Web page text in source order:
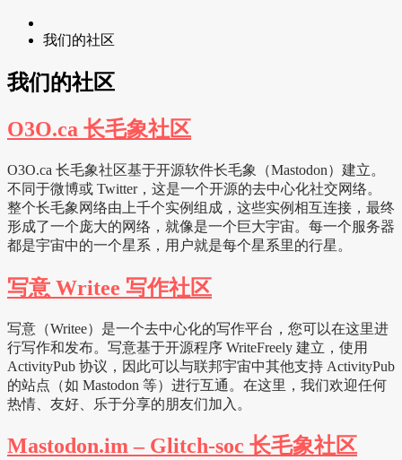
我们的社区
我们的社区
O3O.ca 长毛象社区
O3O.ca 长毛象社区基于开源软件长毛象（Mastodon）建立。
不同于微博或 Twitter，这是一个开源的去中心化社交网络。
整个长毛象网络由上千个实例组成，这些实例相互连接，最终
形成了一个庞大的网络，就像是一个巨大宇宙。每一个服务器
都是宇宙中的一个星系，用户就是每个星系里的行星。
写意 Writee 写作社区
写意（Writee）是一个去中心化的写作平台，您可以在这里进
行写作和发布。写意基于开源程序 WriteFreely 建立，使用
ActivityPub 协议，因此可以与联邦宇宙中其他支持 ActivityPub
的站点（如 Mastodon 等）进行互通。在这里，我们欢迎任何
热情、友好、乐于分享的朋友们加入。
Mastodon.im – Glitch-soc 长毛象社区